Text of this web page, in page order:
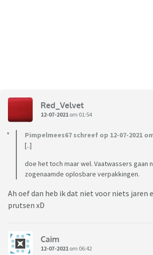
Red_Velvet
12-07-2021 om 01:54
Pimpelmees67 schreef op 12-07-2021
[..]
doe het toch maar wel. Vaatwassers gaan
zogenaamde oplosbare verpakkingen.
Ah oef dan heb ik dat niet voor niets jaren
prutsen xD
Caim
12-07-2021 om 06:42